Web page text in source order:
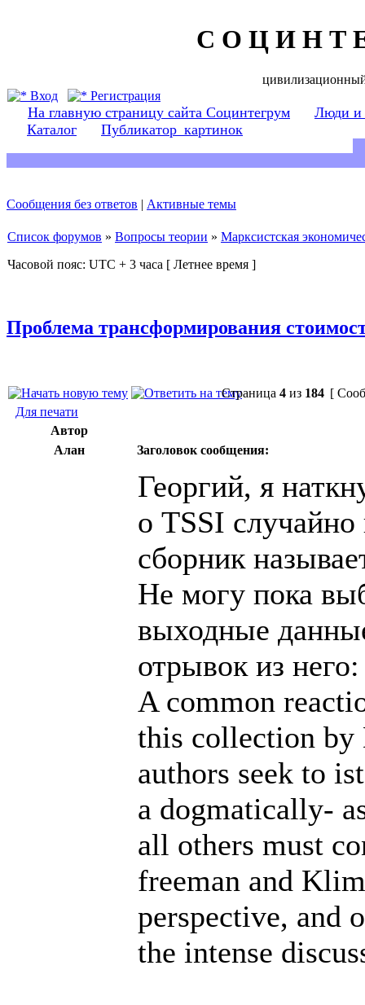
С О Ц И Н Т
Вход
Регистрация
На главную страницу сайта Социнтегрум
Люди и
Каталог
Публикатор_картинок
Сообщения без ответов | Активные темы
Список форумов » Вопросы теории » Марксистская
Часовой пояс: UTC + 3 часа [ Летнее время ]
Проблема трансформирования
Страница 4 из 184 [
Для печати
Автор
Алан
Заголовок сообщения:
Георгий, я
о TSSI
сборник
Не могу пока
выходные
отрывок из него:
A common
this collection by
authors seek to
a dogmatically-
all others must
freeman and
perspective, and
the intense